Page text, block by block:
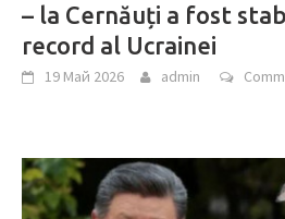
– la Cernăuți a fost
record al Ucrainei
19 Май 2026 admin